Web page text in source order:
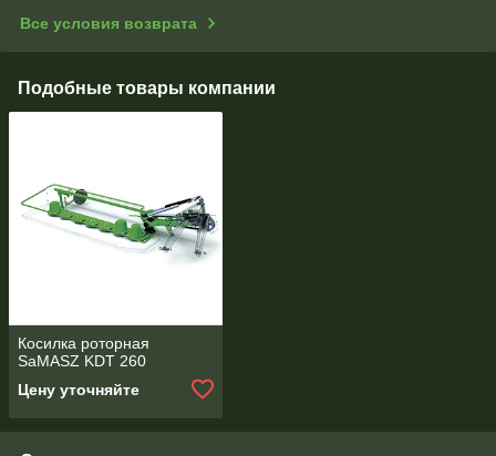
Все условия возврата
Подобные товары компании
Косилка роторная
SaMASZ KDT 260
Цену уточняйте